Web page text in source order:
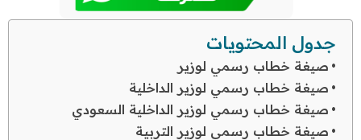
جدول المحتويات
صيغة خطاب رسمي لوزير
صيغة خطاب رسمي لوزير الداخلية
صيغة خطاب رسمي لوزير الداخلية السعودي
صيغة خطاب رسمي لوزير التربية